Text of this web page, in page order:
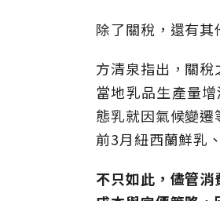
除了關稅，還有
方清泉指出，關
當地乳品生產量
態乳就因氣候變
前3月紐西蘭鮮乳
不只如此，儘管